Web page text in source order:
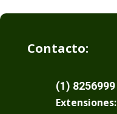
Contacto:
(1) 8256999
Extensiones: